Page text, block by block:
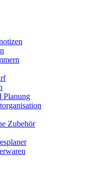
Planung
Zubehör